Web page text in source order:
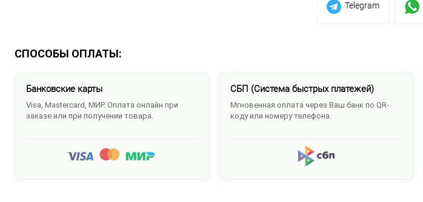
Telegram
СПОСОБЫ ОПЛАТЫ:
Банковские карты
Visa, Mastercard, МИР. Оплата онлайн при
заказе или при получении товара.
СБП (Система быстрых платежей)
Мгновенная оплата через Ваш банк по QR-
коду или номеру телефона.